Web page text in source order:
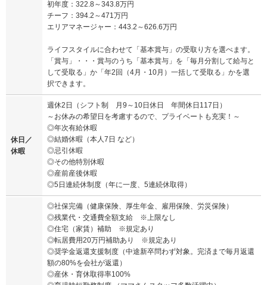
初年度：322.8～343.8万円
チーフ：394.2～471万円
エリアマネージャー：443.2～626.6万円
ライフスタイルに合わせて「基本賞与」の受取り方を選べます。
「賞与」・・・賞与のうち「基本賞与」を「毎月分割して給与と
して受取る」か「年2回（4月・10月）一括して受取る」かを選
択できます。
休日／
休暇
週休2日（シフト制 月9～10日休日 年間休日117日）
～お休みの希望日を考慮するので、プライベートも充実！～
◎年次有給休暇
◎結婚休暇（本人7日 など）
◎忌引休暇
◎その他特別休暇
◎産前産後休暇
◎5日連続休制度（年に一度、5連続休取得）
◎社保完備（健康保険、厚生年金、雇用保険、労災保険）
◎残業代・交通費全額支給 ※上限なし
◎住宅（家賃）補助 ※規定あり
◎転居費用20万円補助あり ※規定あり
◎奨学金返還支援制度（中途新卒問わず対象。完済まで毎月返還
額の80%を会社が返還）
◎産休・育休取得率100%